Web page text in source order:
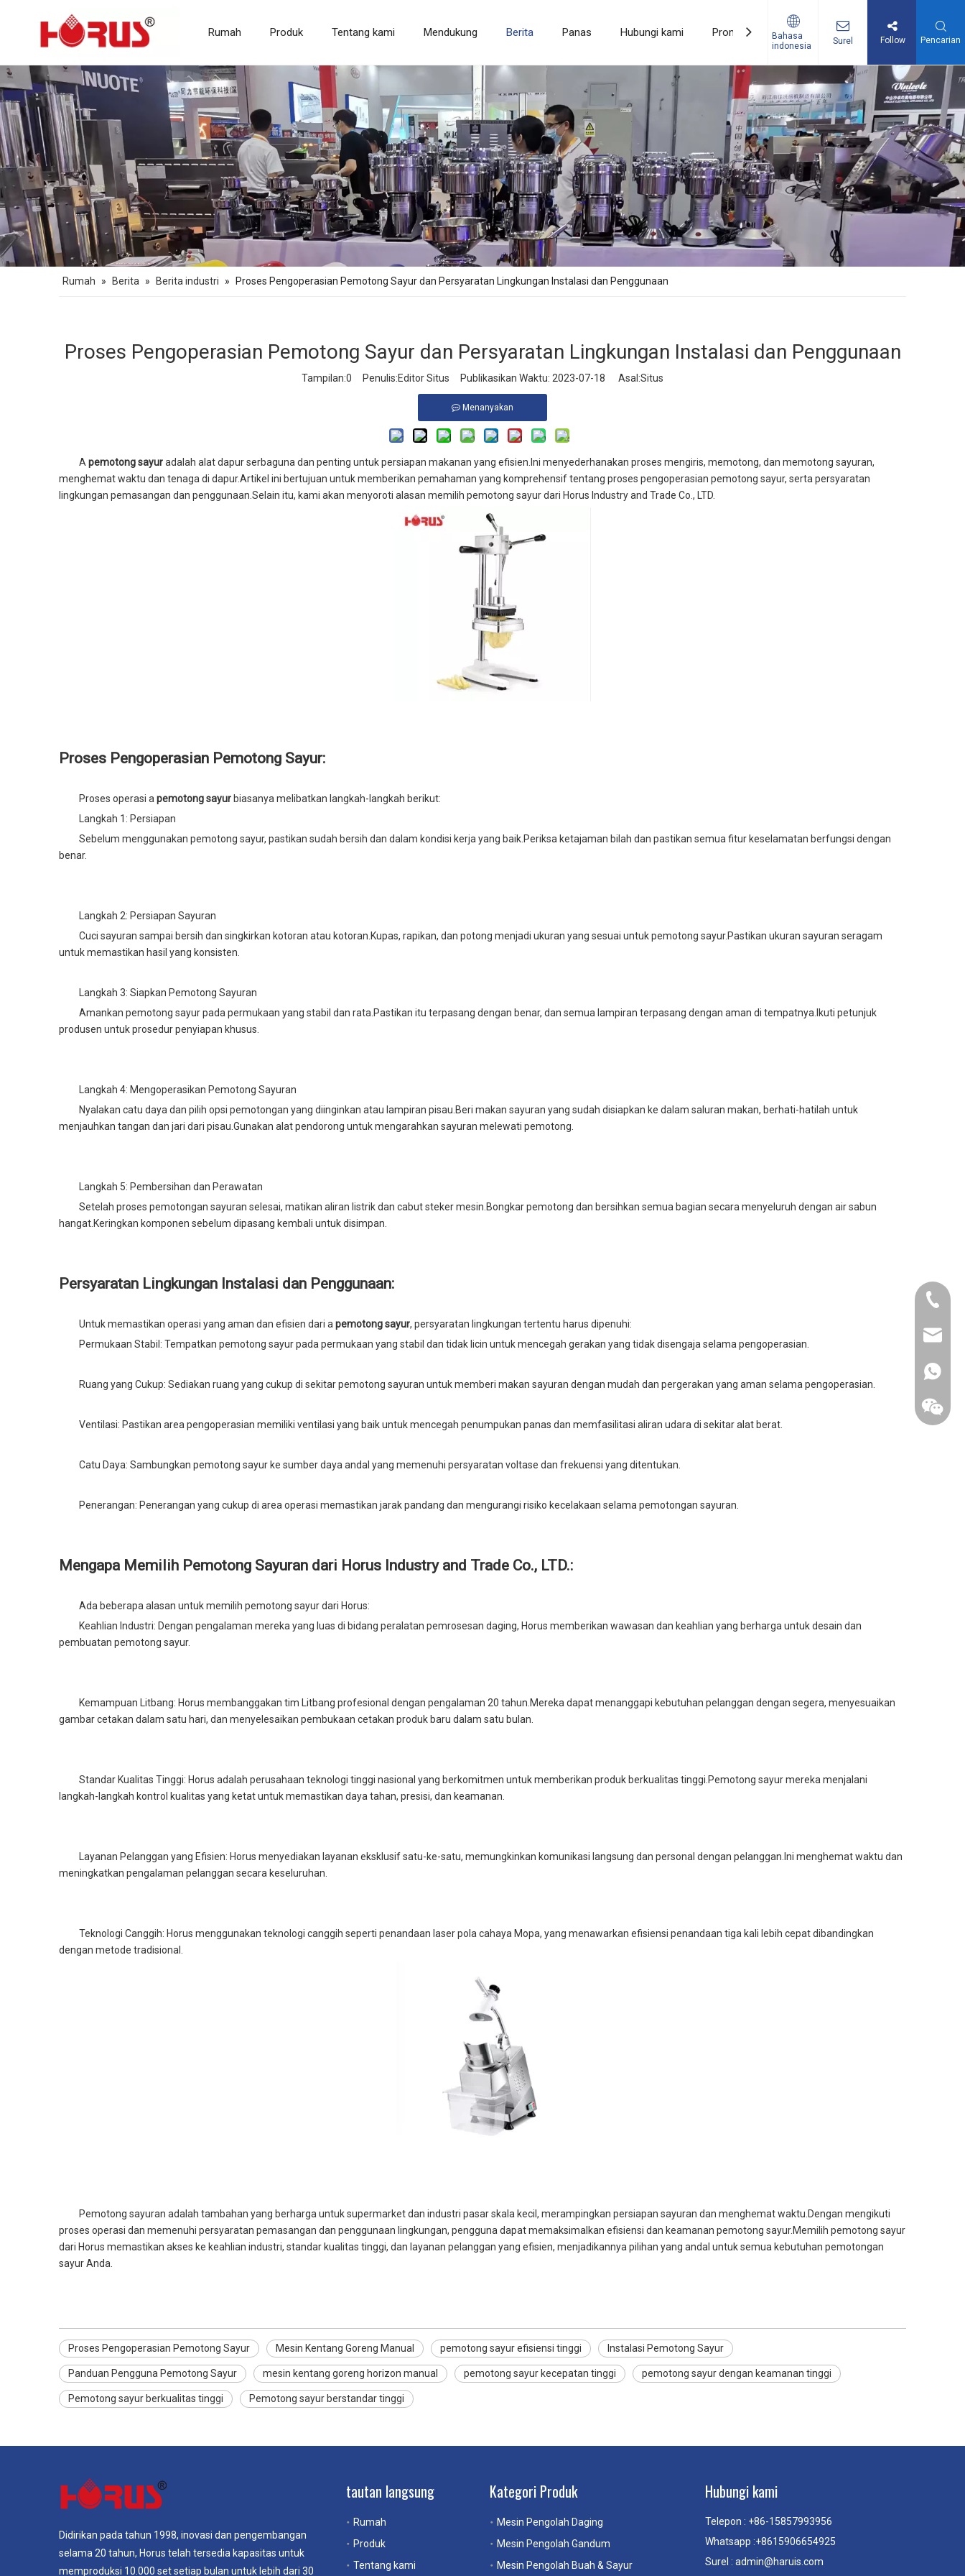
Rumah Produk Tentang kami Mendukung Berita Panas Hubungi kami Promosi
Bahasa
indonesia
Surel Follow Pencarian
Rumah » Berita » Berita industri » Proses Pengoperasian Pemotong Sayur dan Persyaratan Lingkungan Instalasi dan Penggunaan
Proses Pengoperasian Pemotong Sayur dan Persyaratan Lingkungan Instalasi dan Penggunaan
Tampilan:0 Penulis:Editor Situs Publikasikan Waktu: 2023-07-18 Asal:Situs
Menanyakan
A pemotong sayuradalah alat dapur serbaguna dan penting untuk persiapan makanan yang efisien.Ini menyederhanakan proses mengiris, memotong, dan memotong sayuran,
menghemat waktu dan tenaga di dapur.Artikel ini bertujuan untuk memberikan pemahaman yang komprehensif tentang proses pengoperasian pemotong sayur, serta persyaratan
lingkungan pemasangan dan penggunaan.Selain itu, kami akan menyoroti alasan memilih pemotong sayur dari Horus Industry and Trade Co., LTD.
Proses Pengoperasian Pemotong Sayur:
Proses operasi a pemotong sayur biasanya melibatkan langkah-langkah berikut:
Langkah 1: Persiapan
Sebelum menggunakan pemotong sayur, pastikan sudah bersih dan dalam kondisi kerja yang baik.Periksa ketajaman bilah dan pastikan semua fitur keselamatan berfungsi dengan
benar.
Langkah 2: Persiapan Sayuran
Cuci sayuran sampai bersih dan singkirkan kotoran atau kotoran.Kupas, rapikan, dan potong menjadi ukuran yang sesuai untuk pemotong sayur.Pastikan ukuran sayuran seragam
untuk memastikan hasil yang konsisten.
Langkah 3: Siapkan Pemotong Sayuran
Amankan pemotong sayur pada permukaan yang stabil dan rata.Pastikan itu terpasang dengan benar, dan semua lampiran terpasang dengan aman di tempatnya.Ikuti petunjuk
produsen untuk prosedur penyiapan khusus.
Langkah 4: Mengoperasikan Pemotong Sayuran
Nyalakan catu daya dan pilih opsi pemotongan yang diinginkan atau lampiran pisau.Beri makan sayuran yang sudah disiapkan ke dalam saluran makan, berhati-hatilah untuk
menjauhkan tangan dan jari dari pisau.Gunakan alat pendorong untuk mengarahkan sayuran melewati pemotong.
Langkah 5: Pembersihan dan Perawatan
Setelah proses pemotongan sayuran selesai, matikan aliran listrik dan cabut steker mesin.Bongkar pemotong dan bersihkan semua bagian secara menyeluruh dengan air sabun
hangat.Keringkan komponen sebelum dipasang kembali untuk disimpan.
Persyaratan Lingkungan Instalasi dan Penggunaan:
Untuk memastikan operasi yang aman dan efisien dari a pemotong sayur, persyaratan lingkungan tertentu harus dipenuhi:
Permukaan Stabil: Tempatkan pemotong sayur pada permukaan yang stabil dan tidak licin untuk mencegah gerakan yang tidak disengaja selama pengoperasian.
Ruang yang Cukup: Sediakan ruang yang cukup di sekitar pemotong sayuran untuk memberi makan sayuran dengan mudah dan pergerakan yang aman selama pengoperasian.
Ventilasi: Pastikan area pengoperasian memiliki ventilasi yang baik untuk mencegah penumpukan panas dan memfasilitasi aliran udara di sekitar alat berat.
Catu Daya: Sambungkan pemotong sayur ke sumber daya andal yang memenuhi persyaratan voltase dan frekuensi yang ditentukan.
Penerangan: Penerangan yang cukup di area operasi memastikan jarak pandang dan mengurangi risiko kecelakaan selama pemotongan sayuran.
Mengapa Memilih Pemotong Sayuran dari Horus Industry and Trade Co., LTD.:
Ada beberapa alasan untuk memilih pemotong sayur dari Horus:
Keahlian Industri: Dengan pengalaman mereka yang luas di bidang peralatan pemrosesan daging, Horus memberikan wawasan dan keahlian yang berharga untuk desain dan
pembuatan pemotong sayur.
Kemampuan Litbang: Horus membanggakan tim Litbang profesional dengan pengalaman 20 tahun.Mereka dapat menanggapi kebutuhan pelanggan dengan segera, menyesuaikan
gambar cetakan dalam satu hari, dan menyelesaikan pembukaan cetakan produk baru dalam satu bulan.
Standar Kualitas Tinggi: Horus adalah perusahaan teknologi tinggi nasional yang berkomitmen untuk memberikan produk berkualitas tinggi.Pemotong sayur mereka menjalani
langkah-langkah kontrol kualitas yang ketat untuk memastikan daya tahan, presisi, dan keamanan.
Layanan Pelanggan yang Efisien: Horus menyediakan layanan eksklusif satu-ke-satu, memungkinkan komunikasi langsung dan personal dengan pelanggan.Ini menghemat waktu dan
meningkatkan pengalaman pelanggan secara keseluruhan.
Teknologi Canggih: Horus menggunakan teknologi canggih seperti penandaan laser pola cahaya Mopa, yang menawarkan efisiensi penandaan tiga kali lebih cepat dibandingkan
dengan metode tradisional.
Pemotong sayuran adalah tambahan yang berharga untuk supermarket dan industri pasar skala kecil, merampingkan persiapan sayuran dan menghemat waktu.Dengan mengikuti
proses operasi dan memenuhi persyaratan pemasangan dan penggunaan lingkungan, pengguna dapat memaksimalkan efisiensi dan keamanan pemotong sayur.Memilih pemotong sayur
dari Horus memastikan akses ke keahlian industri, standar kualitas tinggi, dan layanan pelanggan yang efisien, menjadikannya pilihan yang andal untuk semua kebutuhan pemotongan
sayur Anda.
Proses Pengoperasian Pemotong Sayur Mesin Kentang Goreng Manual pemotong sayur efisiensi tinggi Instalasi Pemotong Sayur
Panduan Pengguna Pemotong Sayur mesin kentang goreng horizon manual pemotong sayur kecepatan tinggi pemotong sayur dengan keamanan tinggi
Pemotong sayur berkualitas tinggi Pemotong sayur berstandar tinggi
Didirikan pada tahun 1998, inovasi dan pengembangan
selama 20 tahun, Horus telah tersedia kapasitas untuk
memproduksi 10.000 set setiap bulan untuk lebih dari 30
+86-
tautan langsung
Rumah
Produk
Tentang kami
Kategori Produk
Mesin Pengolah Daging
Mesin Pengolah Gandum
Mesin Pengolah Buah & Sayur
Hubungi kami
Telepon : +86-15857993956
Whatsapp :+8615906654925
Surel : admin@haruis.com